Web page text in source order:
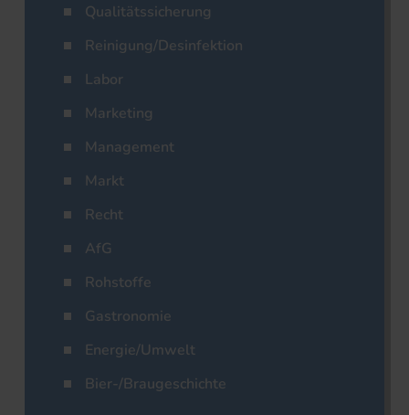
Qualitätssicherung
Reinigung/Desinfektion
Labor
Marketing
Management
Markt
Recht
AfG
Rohstoffe
Gastronomie
Energie/Umwelt
Bier-/Braugeschichte